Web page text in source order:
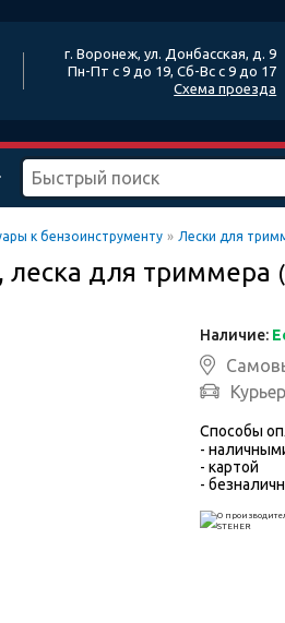
г. Воронеж, ул. Донбасская, д. 9
Пн-Пт с 9 до 19, Сб-Вс с 9 до 17
Схема проезда
к бензоинструменту » Лески для
леска для триммера
Наличие:
Способы
-
- картой
-